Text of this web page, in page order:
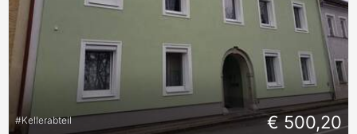
#Kellerabteil € 500,20